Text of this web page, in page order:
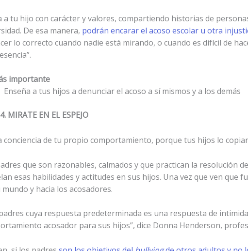
a tu hijo con carácter y valores, compartiendo historias de
De esa manera, podrán encarar el acoso escolar u otra
lo correcto cuando nadie está mirando, o cuando es difícil de
importante
Enseña a tus hijos a denunciar el acoso a sí mismos y a los demás
4. MIRATE EN EL ESPEJO
conciencia de tu propio comportamiento, porque tus hijos lo
que son razonables, calmados y que practican la resolución
esas habilidades y actitudes en sus hijos. Una vez que ven
mundo y hacia los acosadores.
cuya respuesta predeterminada es una respuesta de
acosador para sus hijos”, dice Donna Henderson,